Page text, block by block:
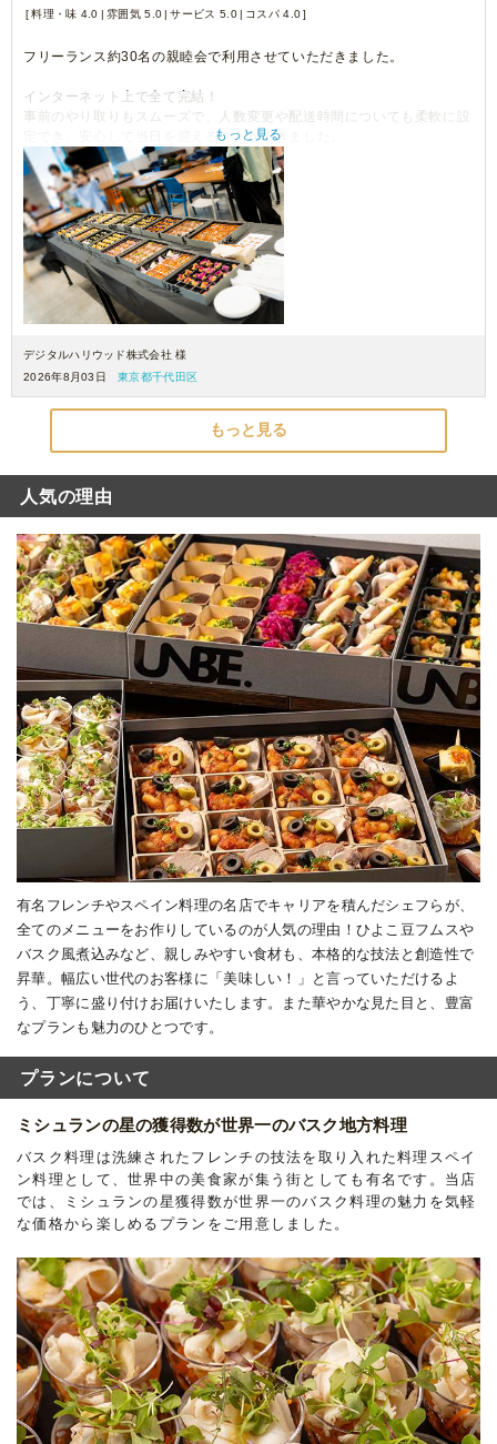
料理・味 4.0 雰囲気 5.0 サービス 5.0 コスパ 4.0
フリーランス約30名の親睦会で利用させていただきました。
インターネット上で全て完結！
事前のやり取りもスムーズで、人数変更や配送時間についても柔軟に設
定でき、安心して当日を迎えることができました。
料理は一つひとつが小分けになっているため取り分けやすく、見た目も
華やかで、参加者からも「おしゃれ！」「美味しい！」という声が多く
聞かれました。会話を楽しみながら食べやすいサイズ感だったのも良か
ったです。
今回は約32名（主に女性）で利用しましたが、料理は少し余るくらいの
ボリュームでした。
十分な量がある一方で、次回は少し少なめでも良さそうだと感じまし
総合的には、準備から当日まで非常にスムーズで、安心してイベント運
営ができました。
30名前後の交流会や懇親会を開催する方にはおすすめできるケータリン
ありがとうございました！
もっと見る
デジタルハリウッド株式会社 様
2026年8月03日
東京都千代田区
もっと見る
人気の理由
有名フレンチやスペイン料理の名店でキャリアを積んだシェフらが、
全てのメニューをお作りしているのが人気の理由！ひよこ豆フムスや
バスク風煮込みなど、親しみやすい食材も、本格的な技法と創造性で
昇華。幅広い世代のお客様に「美味しい！」と言っていただけるよ
う、丁寧に盛り付けお届けいたします。また華やかな見た目と、豊富
なプランも魅力のひとつです。
プランについて
ミシュランの星の獲得数が世界一のバスク地方料理
バスク料理は洗練されたフレンチの技法を取り入れた料理スペイ
ン料理として、世界中の美食家が集う街としても有名です。当店
では、ミシュランの星獲得数が世界一のバスク料理の魅力を気軽
な価格から楽しめるプランをご用意しました。